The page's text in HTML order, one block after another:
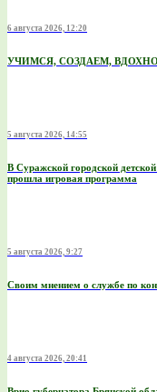
6 августа 2026, 12:20
УЧИМСЯ, СОЗДАЕМ,
5 августа 2026, 14:55
В Суражской городской
прошла игровая программа
5 августа 2026, 9:27
Своим мнением о службе по
4 августа 2026, 20:41